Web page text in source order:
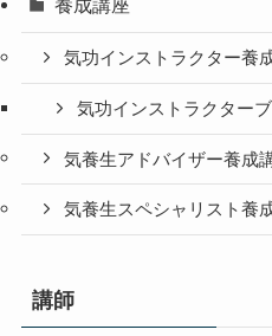
養成講座
気功インストラクター養
気功インストラクター
気養生アドバイザー養成
気養生スペシャリスト養
講師